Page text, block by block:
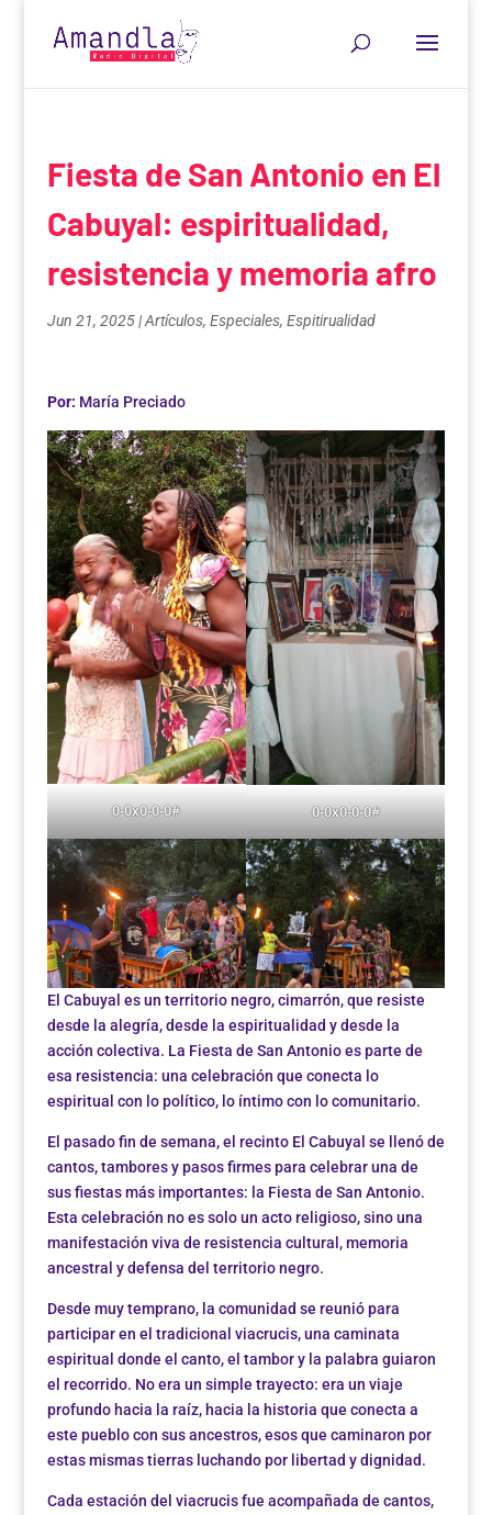
Fiesta de San Antonio en El
Cabuyal: espiritualidad,
resistencia y memoria afro
Jun 21, 2025|Artículos, Especiales, Espitirualidad
Por: María Preciado
0-0x0-0-0# 0-0x0-0-0#
El Cabuyal es un territorio negro, cimarrón, que resiste
desde la alegría, desde la espiritualidad y desde la
acción colectiva. La Fiesta de San Antonio es parte de
esa resistencia: una celebración que conecta lo
espiritual con lo político, lo íntimo con lo comunitario.
El pasado fin de semana, el recinto El Cabuyal se llenó de
cantos, tambores y pasos firmes para celebrar una de
sus fiestas más importantes: la Fiesta de San Antonio.
Esta celebración no es solo un acto religioso, sino una
manifestación viva de resistencia cultural, memoria
ancestral y defensa del territorio negro.
Desde muy temprano, la comunidad se reunió para
participar en el tradicional viacrucis, una caminata
espiritual donde el canto, el tambor y la palabra guiaron
el recorrido. No era un simple trayecto: era un viaje
profundo hacia la raíz, hacia la historia que conecta a
este pueblo con sus ancestros, esos que caminaron por
estas mismas tierras luchando por libertad y dignidad.
Cada estación del viacrucis fue acompañada de cantos,